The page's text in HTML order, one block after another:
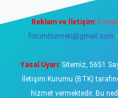
Reklam ve İletişim: E-
forumhizmeti@gmail.com
Yasal Uyarı:Sitemiz, 5651
İletişim Kurumu (BTK)
hizmet vermektedir. Bu